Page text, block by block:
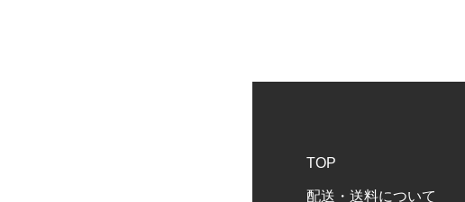
TOP
配送・送料について